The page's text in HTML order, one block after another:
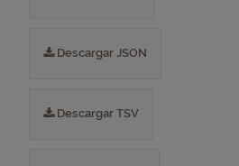
Descargar JSON
Descargar TSV